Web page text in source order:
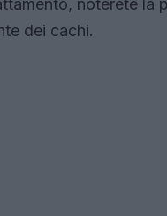
noterete la
dei cachi.